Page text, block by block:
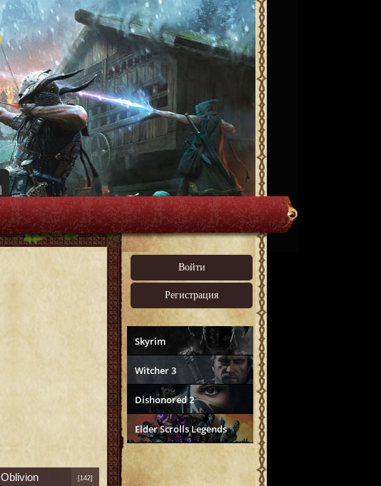
Войти
Регистрация
Skyrim
Witcher 3
Dishonored 2
Elder Scrolls Legends
Oblivion [142]